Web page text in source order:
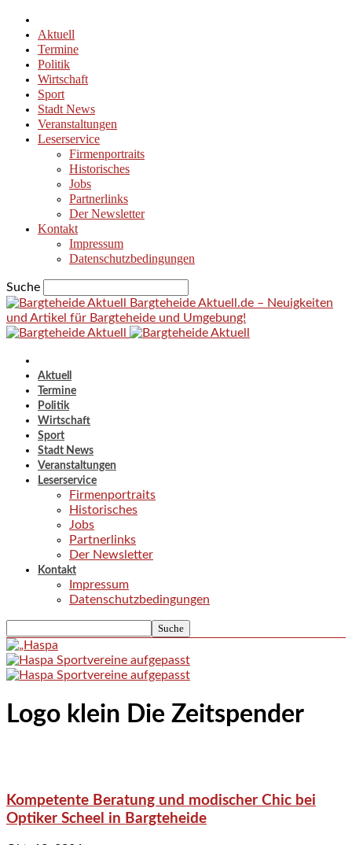
Aktuell
Termine
Politik
Wirtschaft
Sport
Stadt News
Veranstaltungen
Leserservice
Firmenportraits
Historisches
Jobs
Partnerlinks
Der Newsletter
Kontakt
Impressum
Datenschutzbedingungen
Suche
Bargteheide Aktuell.de – Neuigkeiten
und Artikel für Bargteheide und Umgebung!
Aktuell
Termine
Politik
Wirtschaft
Sport
Stadt News
Veranstaltungen
Leserservice
Firmenportraits
Historisches
Jobs
Partnerlinks
Der Newsletter
Kontakt
Impressum
Datenschutzbedingungen
Logo klein Die Zeitspender
Kompetente Beratung und modischer Chic bei
Optiker Scheel in Bargteheide